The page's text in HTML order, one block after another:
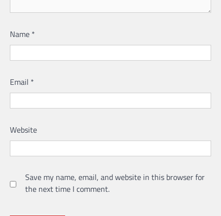
Name *
Email *
Website
Save my name, email, and website in this browser for
the next time I comment.